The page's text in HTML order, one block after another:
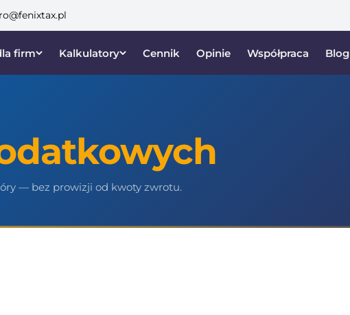
firm Kalkulatory Cennik Opinie Współpraca Blog
— bez prowizji od kwoty zwrotu.